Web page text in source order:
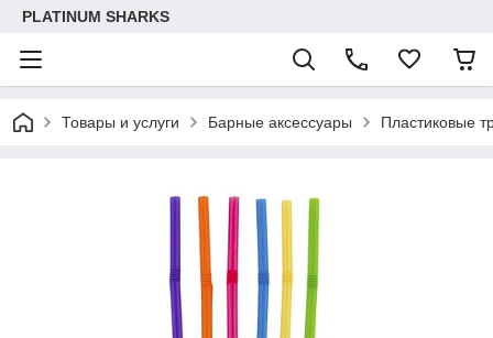
PLATINUM SHARKS
Товары и услуги Барные аксессуары Пластиковые